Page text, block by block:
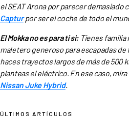
el SEAT Arona por parecer demasiado
Capturpor ser el coche de todo el
El Mokka no es para ti si: Tienes
maletero generoso para escapadas de
haces trayectos largos de más de 500
planteas el eléctrico. En ese caso, mira
Nissan Juke Hybrid.
ÚLTIMOS ARTÍCULOS